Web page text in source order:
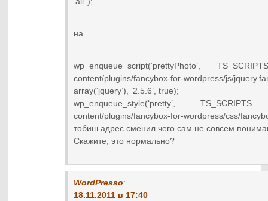
на
wp_enqueue_script(‘prettyPhoto’,
content/plugins/fancybox-for-wordpress/js/
array(‘jquery’), ‘2.5.6’, true);
wp_enqueue_style(‘pretty’,
content/plugins/fancybox-for-wordpress/css/
тобиш адрес сменил чего сам не совсем
Скажите, это нормально?
WordPresso:
18.11.2011 в 17:40